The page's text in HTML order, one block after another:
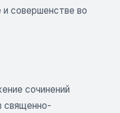
совершенстве во
сочинений
священно-